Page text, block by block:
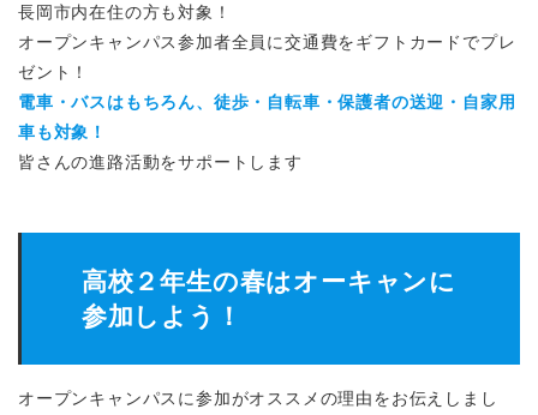
長岡市内在住の方も対象！
オープンキャンパス参加者全員に交通費をギフトカードでプレ
ゼント！
電車・バスはもちろん、徒歩・自転車・保護者の送迎・自家用
車も対象！
皆さんの進路活動をサポートします
高校２年生の春はオーキャンに
参加しよう！
オープンキャンパスに参加がオススメの理由をお伝えしまし